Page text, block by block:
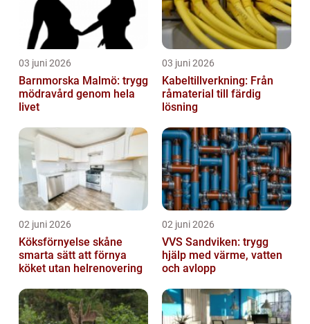
03 juni 2026
Barnmorska Malmö: trygg
mödravård genom hela
livet
03 juni 2026
Kabeltillverkning: Från
råmaterial till färdig
lösning
02 juni 2026
Köksförnyelse skåne
smarta sätt att förnya
köket utan helrenovering
02 juni 2026
VVS Sandviken: trygg
hjälp med värme, vatten
och avlopp